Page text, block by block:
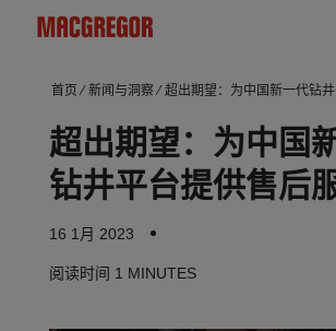
首页 ⁄ 新闻与洞察 ⁄ 超出期望：为中国新一代钻
超出期望：为中国
钻井平台提供售后
16 1月 2023
阅读时间 1 MINUTES